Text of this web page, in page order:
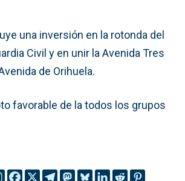
una inversión en la rotonda del
Civil y en unir la Avenida Tres
de Orihuela.
favorable de la todos los grupos